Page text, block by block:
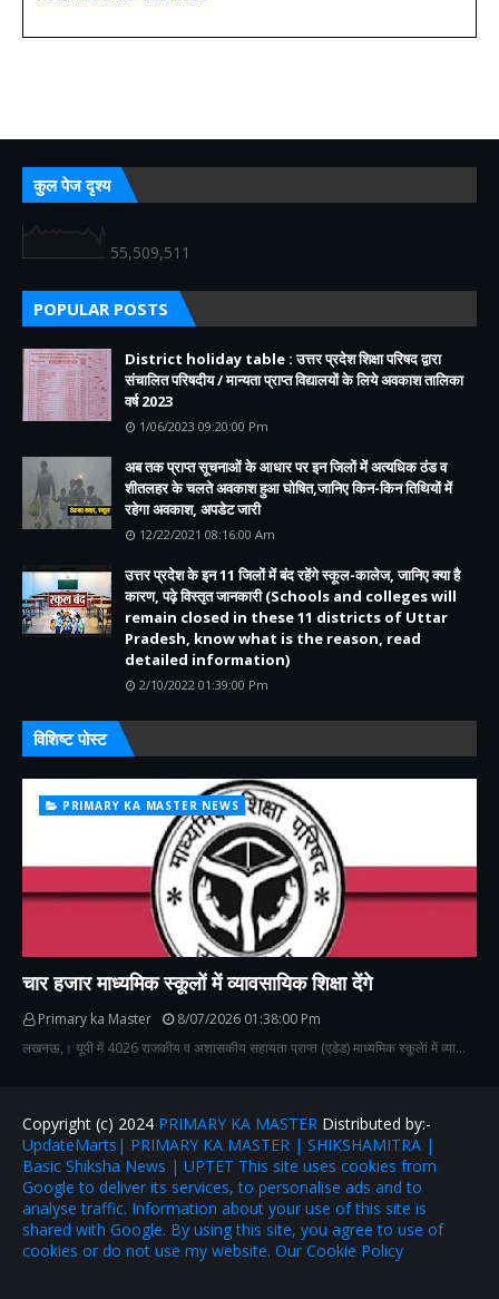
कुल पेज दृश्य
55,509,511
POPULAR POSTS
District holiday table : उत्तर प्रदेश शिक्षा परिषद द्वारा
संचालित परिषदीय / मान्यता प्राप्त विद्यालयों के लिये अवकाश तालिका
वर्ष 2023
1/06/2023 09:20:00 Pm
अब तक प्राप्त सूचनाओं के आधार पर इन जिलों में अत्यधिक ठंड व
शीतलहर के चलते अवकाश हुआ घोषित,जानिए किन-किन तिथियों में
रहेगा अवकाश, अपडेट जारी
12/22/2021 08:16:00 Am
उत्तर प्रदेश के इन 11 जिलों में बंद रहेंगे स्कूल-कालेज, जानिए क्या है
कारण, पढ़े विस्तृत जानकारी (Schools and colleges will
remain closed in these 11 districts of Uttar
Pradesh, know what is the reason, read
detailed information)
2/10/2022 01:39:00 Pm
विशिष्ट पोस्ट
PRIMARY KA MASTER NEWS
चार हजार माध्यमिक स्कूलों में व्यावसायिक शिक्षा देंगे
Primary ka Master
8/07/2026 01:38:00 Pm
लखनऊ,। यूपी में 4026 राजकीय व अशासकीय सहायता प्राप्त (एडेड) माध्यमिक स्कूलेां में व्या…
Copyright (c) 2024 PRIMARY KA MASTER Distributed by:-
UpdateMarts| PRIMARY KA MASTER | SHIKSHAMITRA |
Basic Shiksha News | UPTET This site uses cookies from
Google to deliver its services, to personalise ads and to
analyse traffic. Information about your use of this site is
shared with Google. By using this site, you agree to use of
cookies or do not use my website. Our Cookie Policy